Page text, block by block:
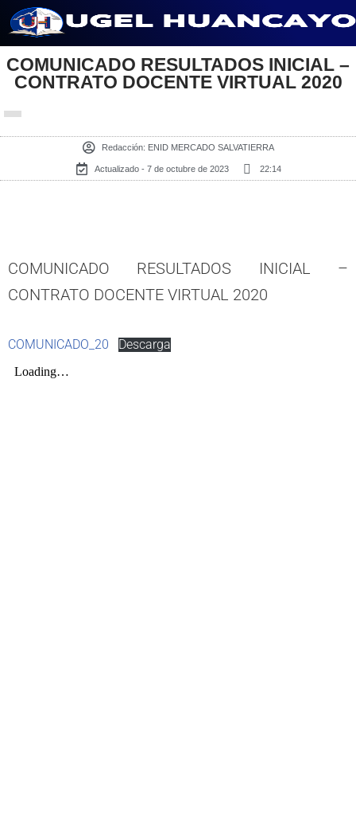
al
contenido
COMUNICADO RESULTADOS INICIAL –
CONTRATO DOCENTE VIRTUAL 2020
Redacción: ENID MERCADO SALVATIERRA
Actualizado - 7 de octubre de 2023 22:14
COMUNICADO RESULTADOS INICIAL –
CONTRATO DOCENTE VIRTUAL 2020
COMUNICADO_20 Descarga